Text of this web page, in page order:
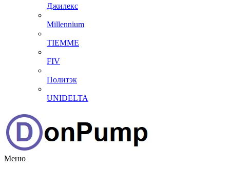
Джилекс
Millennium
TIEMME
FIV
Политэк
UNIDELTA
Меню